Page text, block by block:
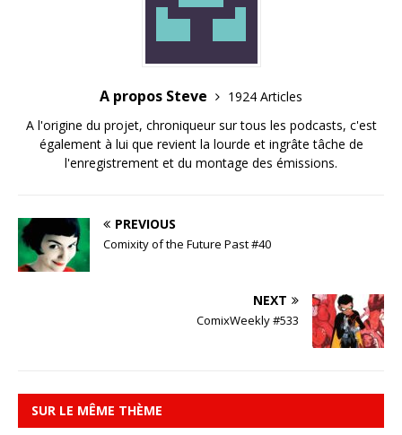
A propos Steve
1924 Articles
A l'origine du projet, chroniqueur sur tous les podcasts, c'est
également à lui que revient la lourde et ingrâte tâche de
l'enregistrement et du montage des émissions.
PREVIOUS
Comixity of the Future Past #40
NEXT
ComixWeekly #533
SUR LE MÊME THÈME